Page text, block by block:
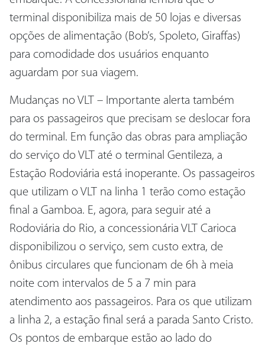
terminal disponibiliza mais de 50 lojas e diversas
opções de alimentação (Bob’s, Spoleto, Giraffas)
para comodidade dos usuários enquanto
aguardam por sua viagem.
Mudanças no VLT – Importante alerta também
para os passageiros que precisam se deslocar fora
do terminal. Em função das obras para ampliação
do serviço do VLT até o terminal Gentileza, a
Estação Rodoviária está inoperante. Os passageiros
que utilizam o VLT na linha 1 terão como estação
final a Gamboa. E, agora, para seguir até a
Rodoviária do Rio, a concessionária VLT Carioca
disponibilizou o serviço, sem custo extra, de
ônibus circulares que funcionam de 6h à meia
noite com intervalos de 5 a 7 min para
atendimento aos passageiros. Para os que utilizam
a linha 2, a estação final será a parada Santo Cristo.
Os pontos de embarque estão ao lado do